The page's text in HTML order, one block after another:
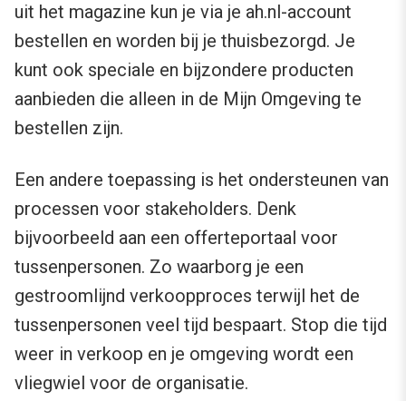
uit het magazine kun je via je ah.nl-account
bestellen en worden bij je thuisbezorgd. Je
kunt ook speciale en bijzondere producten
aanbieden die alleen in de Mijn Omgeving te
bestellen zijn.
Een andere toepassing is het ondersteunen van
processen voor stakeholders. Denk
bijvoorbeeld aan een offerteportaal voor
tussenpersonen. Zo waarborg je een
gestroomlijnd verkoopproces terwijl het de
tussenpersonen veel tijd bespaart. Stop die tijd
weer in verkoop en je omgeving wordt een
vliegwiel voor de organisatie.